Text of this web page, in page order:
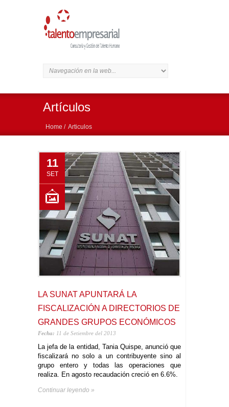
Artículos
Home / Articulos
11
SET
LA SUNAT APUNTARÁ LA
FISCALIZACIÓN A DIRECTORIOS DE
GRANDES GRUPOS ECONÓMICOS
Fecha: 11 de Setiembre del 2013
La jefa de la entidad, Tania Quispe, anunció que
fiscalizará no solo a un contribuyente sino al
grupo entero y todas las operaciones que
realiza. En agosto recaudación creció en 6.6%.
Continuar leyendo »